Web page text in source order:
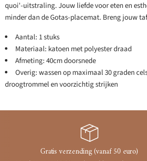
quoi'-uitstraling. Jouw liefde voor eten en
minder dan de Gotas-placemat. Breng jouw
Aantal: 1 stuks
Materiaal: katoen met polyester draad
Afmeting: 40cm doorsnede
Overig: wassen op maximaal 30 graden
droogtrommel en voorzichtig strijken
Gratis verzending (vanaf 50 euro)